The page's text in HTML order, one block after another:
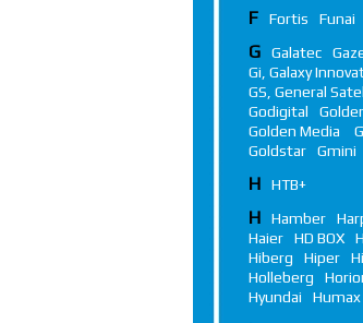
F Fortis Funai
G Galatec
Gi, Galaxy
GS, General
Godigital
Golden Media
Goldstar
Gmini
Н НТВ+
H Hamber
Haier
HD BOX
Hiberg
Hiper
Holleberg
Hyundai
Humax